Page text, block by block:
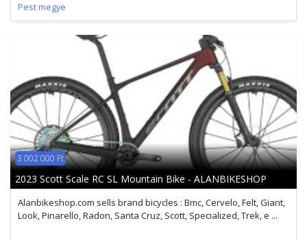
Pest megye
3 002 000 Ft
2023 Scott Scale RC SL Mountain Bike - ALANBIKESHOP
Alanbikeshop.com sells brand bicycles : Bmc, Cervelo, Felt, Giant,
Look, Pinarello, Radon, Santa Cruz, Scott, Specialized, Trek, e ...